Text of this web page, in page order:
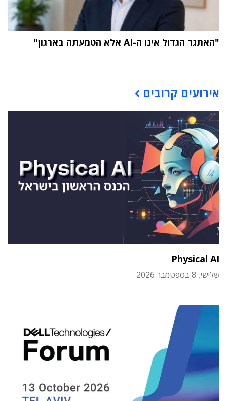
"האתגר הגדול אינו ה-AI אלא הטמעתה בארגון"
אירועים קרובים
Physical AI
שלישי, 8 בספטמבר 2026